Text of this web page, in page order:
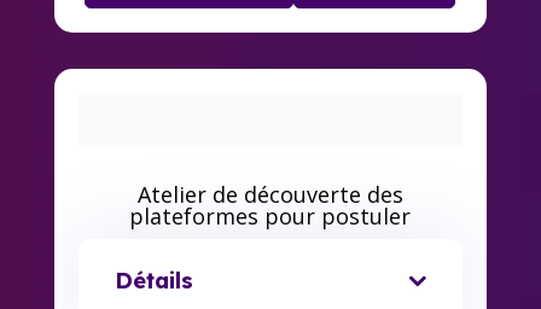
Atelier de découverte des
plateformes pour postuler
Détails